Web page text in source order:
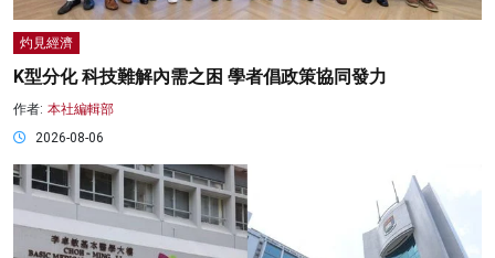
灼見經濟
K型分化 科技難解內需之困 學者倡政策協同發力
作者: 本社編輯部
2026-08-06